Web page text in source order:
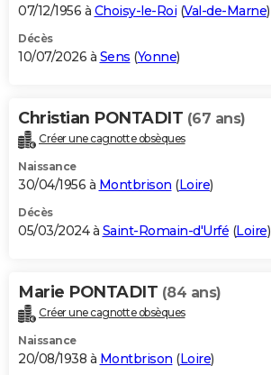
GUIDES D'ACHAT
BONS PLANS
Carte de Noël
Carte Bonne année
Carte Saint-Valentin
Carte Pâques
Carte d'anniversaire
DICTIONNAIRE
Dictionnaire
Biographies
Citations
Expressions
Proverbes
PROGRAMME TV
S'inscrire
Se connecter
Lycées
Collèges
Primaires
Universités
Entreprises
Service militaire
Avis de recherche
AVIS DE DÉCÈS
Bricolage
Lifestyle
Culture
Sport
Auto
Television
Voyage
Cinema
07/12/1956 à Choisy-le-Roi (Val-de-Marne)
Décès
10/07/2026 à Sens (Yonne)
Christian PONTADIT (67 ans)
Créer une cagnotte obsèques
Naissance
30/04/1956 à Montbrison (Loire)
Décès
05/03/2024 à Saint-Romain-d'Urfé (Loire)
Marie PONTADIT (84 ans)
Créer une cagnotte obsèques
Naissance
20/08/1938 à Montbrison (Loire)